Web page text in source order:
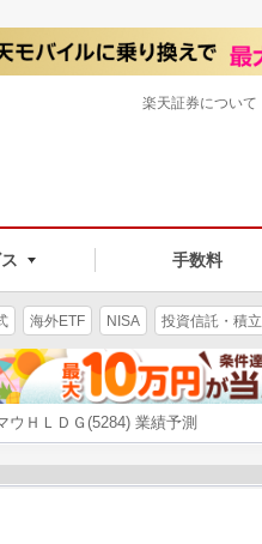
手数料
楽天証券について
海外ETF NISA 投資信託・積立
ウＨＬＤＧ(5284) 業績予測